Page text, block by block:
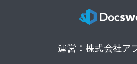
運営：株式会社ア